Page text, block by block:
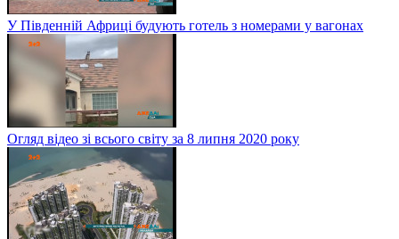
У Південній Африці будують готель з номерами у вагонах
Огляд відео зі всього світу за 8 липня 2020 року